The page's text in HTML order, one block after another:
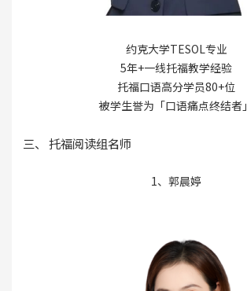
约克大学TESOL专业
5年+一线托福教学经验
托福口语高分学员80+位
被学生誉为「口语痛点终结者」
三、 托福阅读组名师
1、郭晨婷